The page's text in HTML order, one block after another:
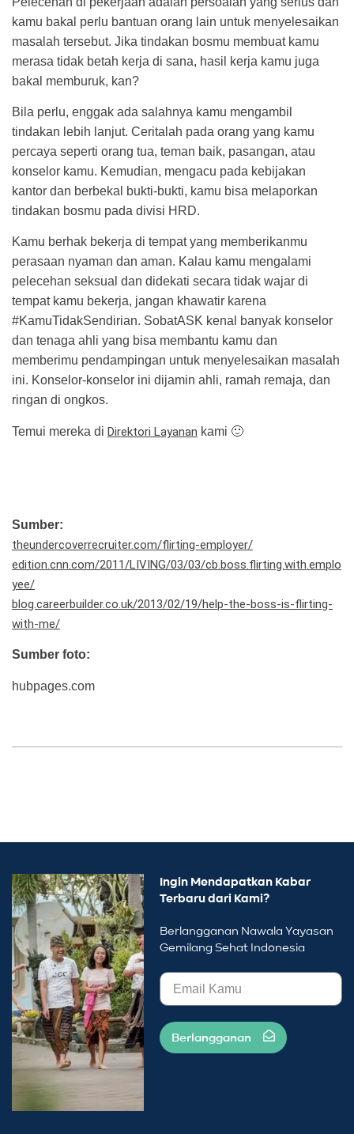
kamu bakal perlu bantuan orang lain untuk menyelesaikan
masalah tersebut. Jika tindakan bosmu membuat kamu
merasa tidak betah kerja di sana, hasil kerja kamu juga
bakal memburuk, kan?
Bila perlu, enggak ada salahnya kamu mengambil
tindakan lebih lanjut. Ceritalah pada orang yang kamu
percaya seperti orang tua, teman baik, pasangan, atau
konselor kamu. Kemudian, mengacu pada kebijakan
kantor dan berbekal bukti-bukti, kamu bisa melaporkan
tindakan bosmu pada divisi HRD.
Kamu berhak bekerja di tempat yang memberikanmu
perasaan nyaman dan aman. Kalau kamu mengalami
pelecehan seksual dan didekati secara tidak wajar di
tempat kamu bekerja, jangan khawatir karena
#KamuTidakSendirian. SobatASK kenal banyak konselor
dan tenaga ahli yang bisa membantu kamu dan
memberimu pendampingan untuk menyelesaikan masalah
ini. Konselor-konselor ini dijamin ahli, ramah remaja, dan
ringan di ongkos.
Temui mereka di Direktori Layanan kami 🙂
Sumber:
theundercoverrecruiter.com/flirting-employer/
edition.cnn.com/2011/LIVING/03/03/cb.boss.flirting.with.emplo
yee/
blog.careerbuilder.co.uk/2013/02/19/help-the-boss-is-flirting-
with-me/
Sumber foto:
hubpages.com
Ingin Mendapatkan Kabar
Terbaru dari Kami?
Berlangganan Nawala Yayasan
Gemilang Sehat Indonesia
Berlangganan